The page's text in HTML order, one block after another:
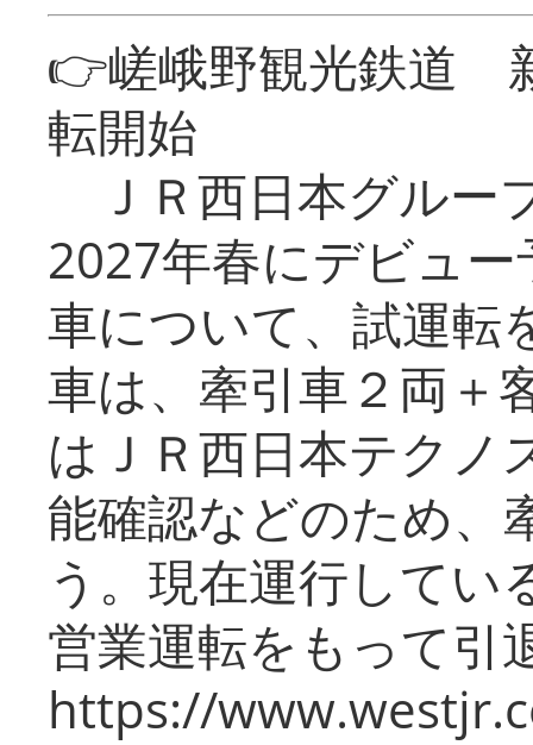
👉嵯峨野観光鉄道
転開始
ＪＲ西日本グルー
2027年春にデビュ
車について、試運転
車は、牽引車２両＋
はＪＲ西日本テクノ
能確認などのため、
う。現在運行してい
営業運転をもって引
https://